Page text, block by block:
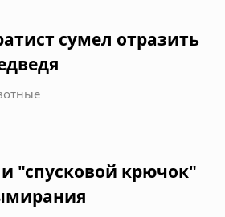
сумел отразить
"спусковой крючок"